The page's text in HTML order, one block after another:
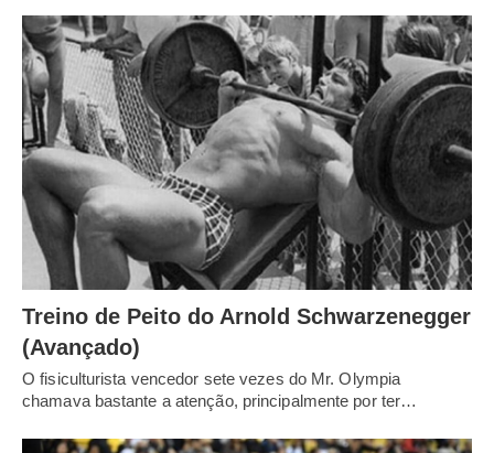
Treino de Peito do Arnold Schwarzenegger
(Avançado)
O fisiculturista vencedor sete vezes do Mr. Olympia
chamava bastante a atenção, principalmente por ter…